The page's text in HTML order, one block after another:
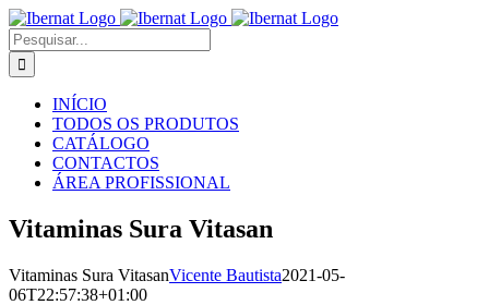
Skip
to
content
Pesquisar
INÍCIO
TODOS OS PRODUTOS
CATÁLOGO
CONTACTOS
ÁREA PROFISSIONAL
Vitaminas Sura Vitasan
Vitaminas Sura VitasanVicente Bautista2021-05-
06T22:57:38+01:00